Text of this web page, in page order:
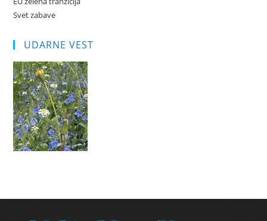
Svet zabave
UDARNE VEST